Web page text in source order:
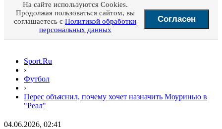
На сайте используются Cookies.
Продолжая пользоваться сайтом, вы
соглашаетесь с Политикой обработки
персональных данных
Согласен
Sport.Ru
›
Футбол
›
Перес объяснил, почему хочет назначить Моуринью в
"Реал"
04.06.2026, 02:41